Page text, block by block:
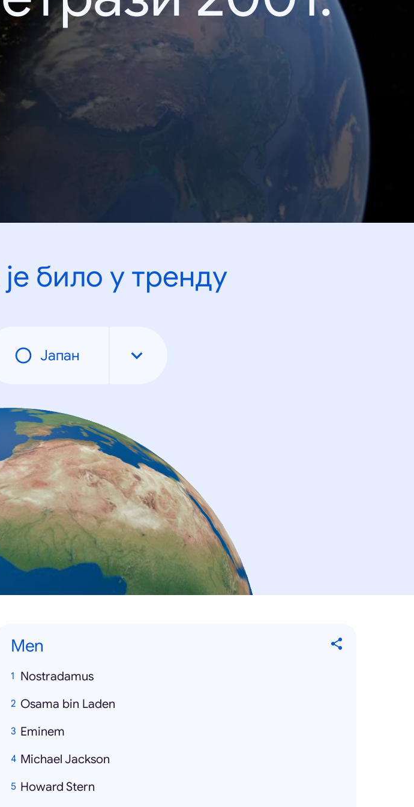
било у тренду
Јапан
Men
Nostradamus
Osama bin Laden
Eminem
Michael Jackson
Howard Stern